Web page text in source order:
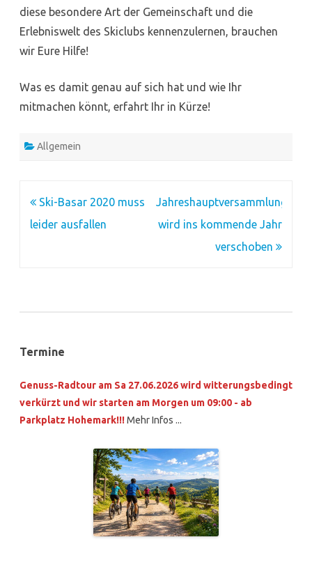
diese besondere Art der Gemeinschaft und die
Erlebniswelt des Skiclubs kennenzulernen, brauchen
wir Eure Hilfe!
Was es damit genau auf sich hat und wie Ihr
mitmachen könnt, erfahrt Ihr in Kürze!
Allgemein
Beitragsnavigation
Ski-Basar 2020 muss
leider ausfallen
Jahreshauptversammlung
wird ins kommende Jahr
verschoben
Termine
Genuss-Radtour am Sa 27.06.2026 wird witterungsbedingt
verkürzt und wir starten am Morgen um 09:00 - ab
Parkplatz Hohemark!!!Mehr Infos ...